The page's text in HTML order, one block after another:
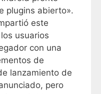
plugins abierto».
este
usuarios
con una
de
lanzamiento de
pero